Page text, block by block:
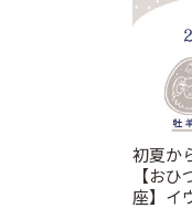
初夏か
【お
座】イ